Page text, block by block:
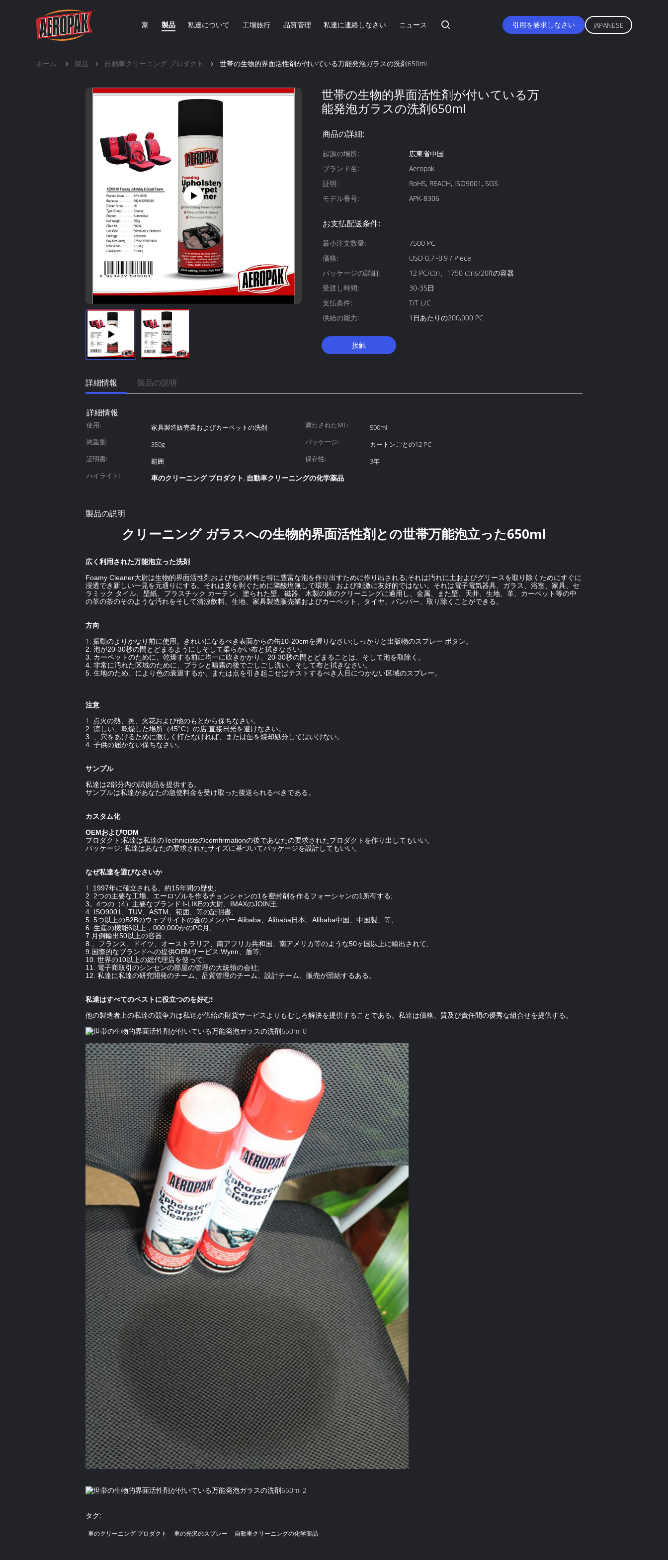
家 製品 私達について 工場旅行 品質管理 私達に連絡しなさい ニュース 引用を要求しなさい JAPANESE
ホーム 製品 自動車クリーニング プロダクト 世帯の生物的界面活性剤が付いている万能発泡ガラスの洗剤650ml
世帯の生物的界面活性剤が付いている万
能発泡ガラスの洗剤650ml
商品の詳細:
起源の場所:
広東省中国
ブランド名:
Aeropak
証明:
RoHS, REACH, ISO9001, SGS
モデル番号:
APK-8306
お支払配送条件:
最小注文数量:
7500 PC
価格:
USD 0.7~0.9 / Piece
パッケージの詳細:
12 PC/ctn、1750 ctns/20ftの容器
受渡し時間:
30-35日
支払条件:
T/T L/C
供給の能力:
1日あたりの200,000 PC
接触
詳細情報 製品の説明
詳細情報
使用: 家具製造販売業およびカーペットの洗剤 満たされたML:
500ml
純重量:
350g パッケージ:
カートンごとの12 PC
証明書:
範囲 保存性:
3年
ハイライト:
車のクリーニング プロダクト, 自動車クリーニングの化学薬品
製品の説明
クリーニング ガラスへの生物的界面活性剤との世帯万能泡立った650ml
広く利用された万能泡立った洗剤
Foamy Cleaner大尉は生物的界面活性剤および他の材料と特に豊富な泡を作り出すために作り出される;それは汚れに土およびグリースを取り除くためにすぐに
浸透でき新しい一見を元通りにする。それは皮を剥ぐために隣酸塩無しで環境、および刺激に友好的ではない。それは電子電気器具、ガラス、浴室、家具、セ
ラミック タイル、壁紙、プラスチック カーテン、塗られた壁、磁器、木製の床のクリーニングに適用し、金属、また壁、天井、生地、革、カーペット等の中
の革の茶のそのような汚れをそして清涼飲料、生地、家具製造販売業およびカーペット、タイヤ、バンパー、取り除くことができる。
方向
1. 振動のよりかなり前に使用。きれいになるべき表面からの缶10-20cmを握りなさい;しっかりと出版物のスプレー ボタン。
2. 泡が20-30秒の間とどまるようにしそして柔らかい布と拭きなさい。
3. カーペットのために、乾燥する前に均一に吹きかかり、20-30秒の間とどまることは、そして泡を取除く。
4. 非常に汚れた区域のために、ブラシと噴霧の後でごしごし洗い、そして布と拭きなさい。
5. 生地のため、により色の衰退するか、または点を引き起こせばテストするべき人目につかない区域のスプレー。
注意
1. 点火の熱、炎、火花および他のもとから保ちなさい。
2. 涼しい、乾燥した場所（45°C）の店;直接日光を避けなさい。
3. 、穴をあけるために激しく打たなければ、または缶を焼却処分してはいけない。
4. 子供の届かない保ちなさい。
サンプル
私達は2部分内の試供品を提供する。
サンプルは私達があなたの急使料金を受け取った後送られるべきである。
カスタム化
OEMおよびODM
プロダクト:私達は私達のTechnicistsのcomfirmationの後であなたの要求されたプロダクトを作り出してもいい。
パッケージ: 私達はあなたの要求されたサイズに基づいてパッケージを設計してもいい。
なぜ私達を選びなさいか
1. 1997年に確立される、約15年間の歴史;
2. 2つの主要な工場、エーロゾルを作るチョンシャンの1を密封剤を作るフォーシャンの1所有する;
3。4つの（4）主要なブランド:I-LIKEの大尉、IMAXのJOIN王;
4. ISO9001、TUV、ASTM、範囲、等の証明書;
5. 5つ以上のB2Bのウェブサイトの金のメンバー:Alibaba、Alibaba日本、Alibaba中国、中国製、等;
6. 生産の機能6以上，000,000かのPC月;
7.月例輸出50以上の容器;
8.、フランス、ドイツ、オーストラリア、南アフリカ共和国、南アメリカ等のような50ヶ国以上に輸出されて;
9.国際的なブランドへの提供OEMサービス:Wynn、盾等;
10. 世界の10以上の総代理店を使って;
11. 電子商取引のシンセンの部屋の管理の大統領の会社;
12. 私達に私達の研究開発のチーム、品質管理のチーム、設計チーム、販売が団結するある。
私達はすべてのベストに役立つのを好む!
他の製造者上の私達の競争力は私達が供給の財貨サービスよりもむしろ解決を提供することである。私達は価格、質及び責任間の優秀な組合せを提供する。
タグ:
車のクリーニング プロダクト 車の光沢のスプレー 自動車クリーニングの化学薬品